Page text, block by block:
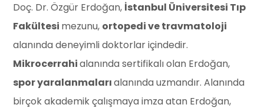
Doç. Dr. Özgür Erdoğan, İstanbul Üniversitesi Tıp
Fakültesi mezunu, ortopedi ve travmatoloji
alanında deneyimli doktorlar içindedir.
Mikrocerrahialanında sertifikalı olan Erdoğan,
spor yaralanmalarıalanında uzmandır. Alanında
birçok akademik çalışmaya imza atan Erdoğan,